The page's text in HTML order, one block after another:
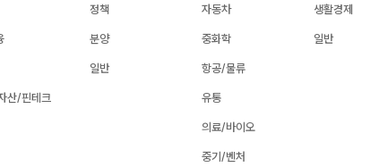
산/핀테크
정책
분양
일반
자동차
중화학
항공/물류
유통
의료/바이오
중기/벤처
생활경제
일반